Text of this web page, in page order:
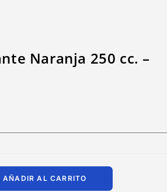
Naranja 250 cc. –
AÑADIR AL CARRITO